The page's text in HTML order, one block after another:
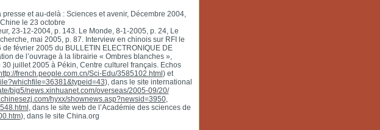
et au-delà : Sciences et avenir, Décembre 2004,
le 23 octobre
23-12-2004, p. 143. Le Monde, 8-1-2005, p. 24, Le
mai 2005, p. 87. Interview en chinois sur RFI le
février 2005 du BULLETIN ELECTRONIQUE DE
de l’ouvrage à la librairie « Ombres blanches »,
juillet 2005 à Pékin, Centre culturel français. Echos
french.people.com.cn/Sci-Edu/3585102.html ) et
), dans le site international
big5/news.xinhuanet.com/overseas/2005-09/20/
hyxx/shownews.asp?newsid=3950,
, dans le site web de l’Académie des sciences de
), dans le site China.org